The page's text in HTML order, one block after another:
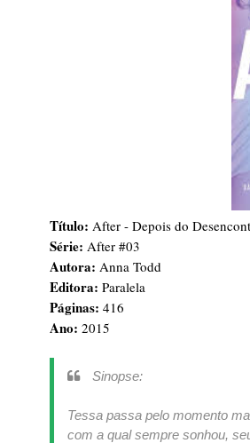
Título: After - Depois do
Série: After #03
Autora: Anna Todd
Editora: Paralela
Páginas: 416
Ano: 2015
Sinopse:
Tessa passa pelo momento
com a qual sempre sonhou,